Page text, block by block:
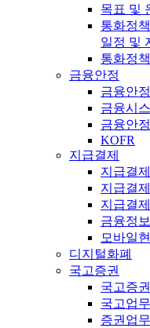
목표 및
통화정
일정 및
통화정
금융안정
금융안
금융시
금융안
KOFR
지급결제
지급결
지급결
지급결
금융정
모바일
디지털화폐
국고증권
국고증
국고업무
증권업무